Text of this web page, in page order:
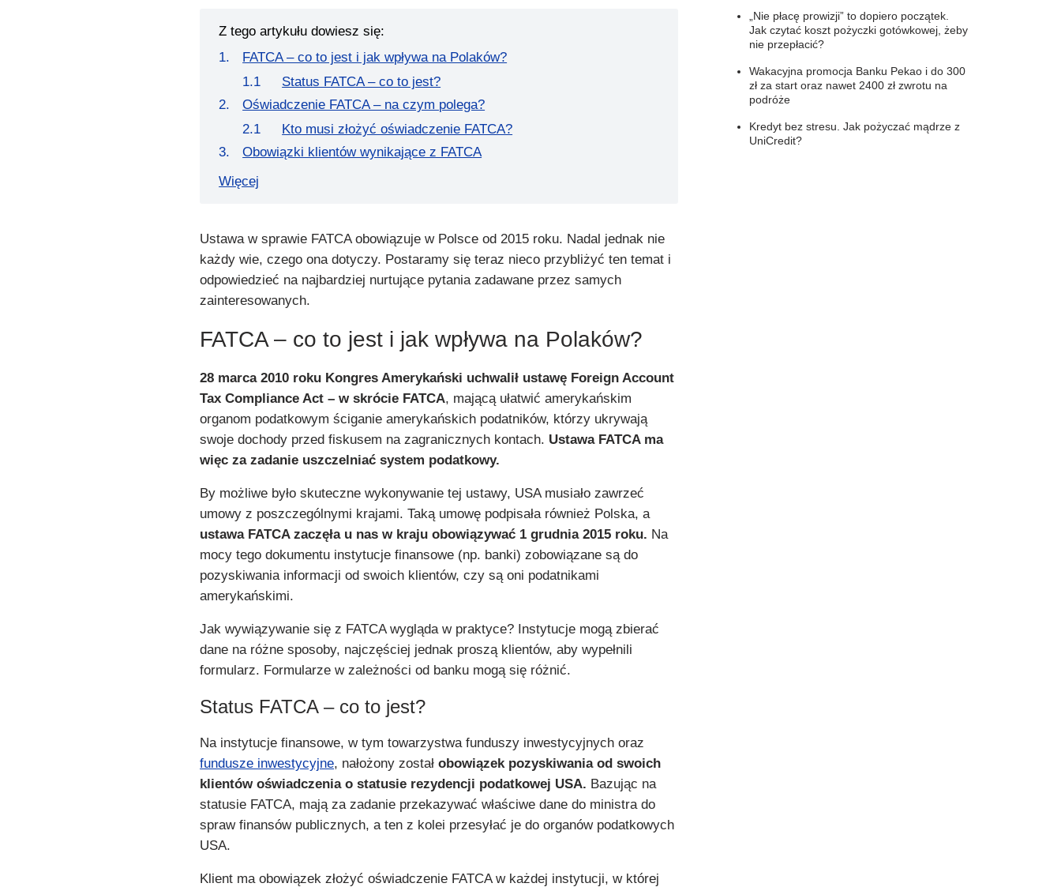
Z tego artykułu dowiesz się:
FATCA – co to jest i jak wpływa na Polaków?
Status FATCA – co to jest?
Oświadczenie FATCA – na czym polega?
Kto musi złożyć oświadczenie FATCA?
Obowiązki klientów wynikające z FATCA
Więcej
Ustawa w sprawie FATCA obowiązuje w Polsce od 2015 roku. Nadal jednak nie
każdy wie, czego ona dotyczy. Postaramy się teraz nieco przybliżyć ten temat i
odpowiedzieć na najbardziej nurtujące pytania zadawane przez samych
zainteresowanych.
FATCA – co to jest i jak wpływa na Polaków?
28 marca 2010 roku Kongres Amerykański uchwalił ustawę Foreign Account
Tax Compliance Act – w skrócie FATCA, mającą ułatwić amerykańskim
organom podatkowym ściganie amerykańskich podatników, którzy ukrywają
swoje dochody przed fiskusem na zagranicznych kontach. Ustawa FATCA ma
więc za zadanie uszczelniać system podatkowy.
By możliwe było skuteczne wykonywanie tej ustawy, USA musiało zawrzeć
umowy z poszczególnymi krajami. Taką umowę podpisała również Polska, a
ustawa FATCA zaczęła u nas w kraju obowiązywać 1 grudnia 2015 roku. Na
mocy tego dokumentu instytucje finansowe (np. banki) zobowiązane są do
pozyskiwania informacji od swoich klientów, czy są oni podatnikami
amerykańskimi.
Jak wywiązywanie się z FATCA wygląda w praktyce? Instytucje mogą zbierać
dane na różne sposoby, najczęściej jednak proszą klientów, aby wypełnili
formularz. Formularze w zależności od banku mogą się różnić.
Status FATCA – co to jest?
Na instytucje finansowe, w tym towarzystwa funduszy inwestycyjnych oraz
fundusze inwestycyjne, nałożony zostałobowiązek pozyskiwania od swoich
klientów oświadczenia o statusie rezydencji podatkowej USA. Bazując na
statusie FATCA, mają za zadanie przekazywać właściwe dane do ministra do
spraw finansów publicznych, a ten z kolei przesyłać je do organów podatkowych
USA.
Klient ma obowiązek złożyć oświadczenie FATCA w każdej instytucji, w której
„Nie płacę prowizji” to dopiero początek.
Jak czytać koszt pożyczki gotówkowej, żeby
nie przepłacić?
Wakacyjna promocja Banku Pekao i do 300
zł za start oraz nawet 2400 zł zwrotu na
podróże
Kredyt bez stresu. Jak pożyczać mądrze z
UniCredit?